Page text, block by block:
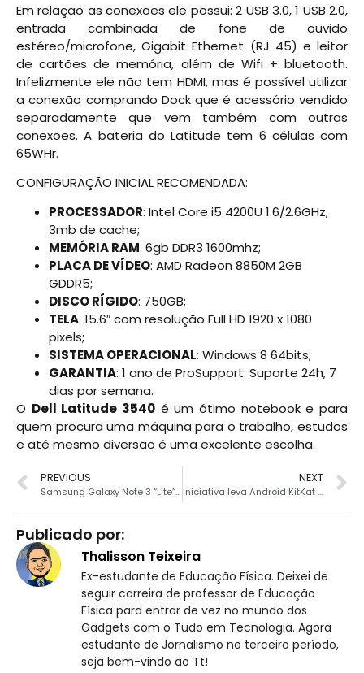
Em relação as conexões ele possui: 2 USB 3.0, 1 USB 2.0,
entrada combinada de fone de ouvido
estéreo/microfone, Gigabit Ethernet (RJ 45) e leitor
de cartões de memória, além de Wifi + bluetooth.
Infelizmente ele não tem HDMI, mas é possível utilizar
a conexão comprando Dock que é acessório vendido
separadamente que vem também com outras
conexões. A bateria do Latitude tem 6 células com
65WHr.
CONFIGURAÇÃO INICIAL RECOMENDADA:
PROCESSADOR: Intel Core i5 4200U 1.6/2.6GHz,
3mb de cache;
MEMÓRIA RAM: 6gb DDR3 1600mhz;
PLACA DE VÍDEO: AMD Radeon 8850M 2GB
GDDR5;
DISCO RÍGIDO: 750GB;
TELA: 15.6″ com resolução Full HD 1920 x 1080
pixels;
SISTEMA OPERACIONAL: Windows 8 64bits;
GARANTIA: 1 ano de ProSupport: Suporte 24h, 7
dias por semana.
O Dell Latitude 3540 é um ótimo notebook e para
quem procura uma máquina para o trabalho, estudos
e até mesmo diversão é uma excelente escolha.
PREVIOUS
Samsung Galaxy Note 3 “Lite” poderá ser lançado
NEXT
Iniciativa leva Android KitKat aos Xperia mais antigos
Publicado por:
Thalisson Teixeira
Ex-estudante de Educação Física. Deixei de
seguir carreira de professor de Educação
Física para entrar de vez no mundo dos
Gadgets com o Tudo em Tecnologia. Agora
estudante de Jornalismo no terceiro período,
seja bem-vindo ao Tt!